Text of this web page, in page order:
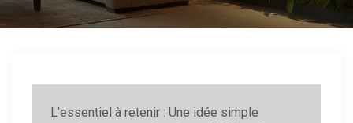
L’essentiel à retenir : Une idée simple